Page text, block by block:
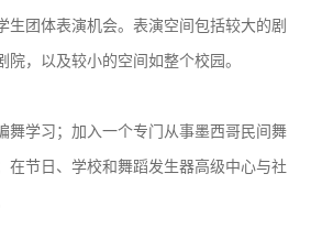
生团体表演机会。表演空间包括较大的剧
院，以及较小的空间如整个校园。
舞学习；加入一个专门从事墨西哥民间舞
在节日、学校和舞蹈发生器高级中心与社